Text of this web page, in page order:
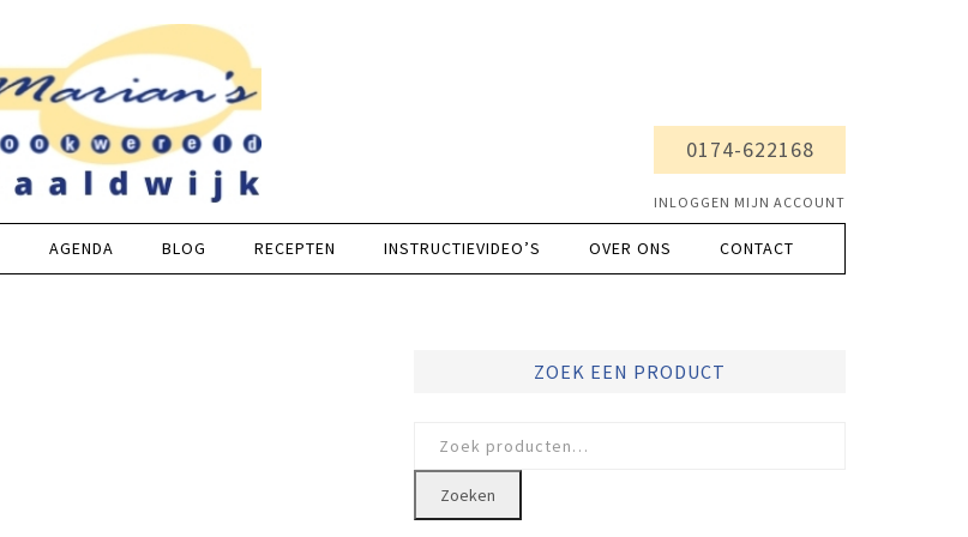
0174-622168
INLOGGEN MIJN ACCOUNT
AGENDA BLOG RECEPTEN INSTRUCTIEVIDEO’S OVER ONS CONTACT
ZOEK EEN PRODUCT
naar:
Zoeken